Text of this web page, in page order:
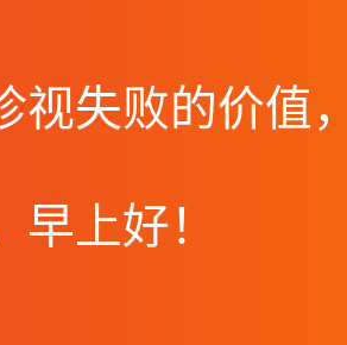
视失败的价值
上好！